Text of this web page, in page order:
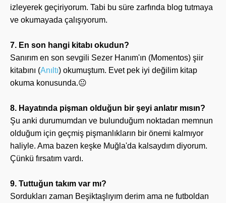
izleyerek geçiriyorum. Tabi bu süre zarfında blog tutmaya
ve okumayada çalışıyorum.
7. En son hangi kitabı okudun?
Sanırım en son sevgili Sezer Hanım'ın (Momentos) şiir
kitabını (Anıltı) okumuştum. Evet pek iyi değilim kitap
okuma konusunda.😐
8. Hayatında pişman olduğun bir şeyi anlatır mısın?
Şu anki durumumdan ve bulunduğum noktadan memnun
olduğum için geçmiş pişmanlıkların bir önemi kalmıyor
haliyle. Ama bazen keşke Muğla'da kalsaydım diyorum.
Çünkü fırsatım vardı.
9. Tuttuğun takım var mı?
Sordukları zaman Beşiktaşlıyım derim ama ne futboldan